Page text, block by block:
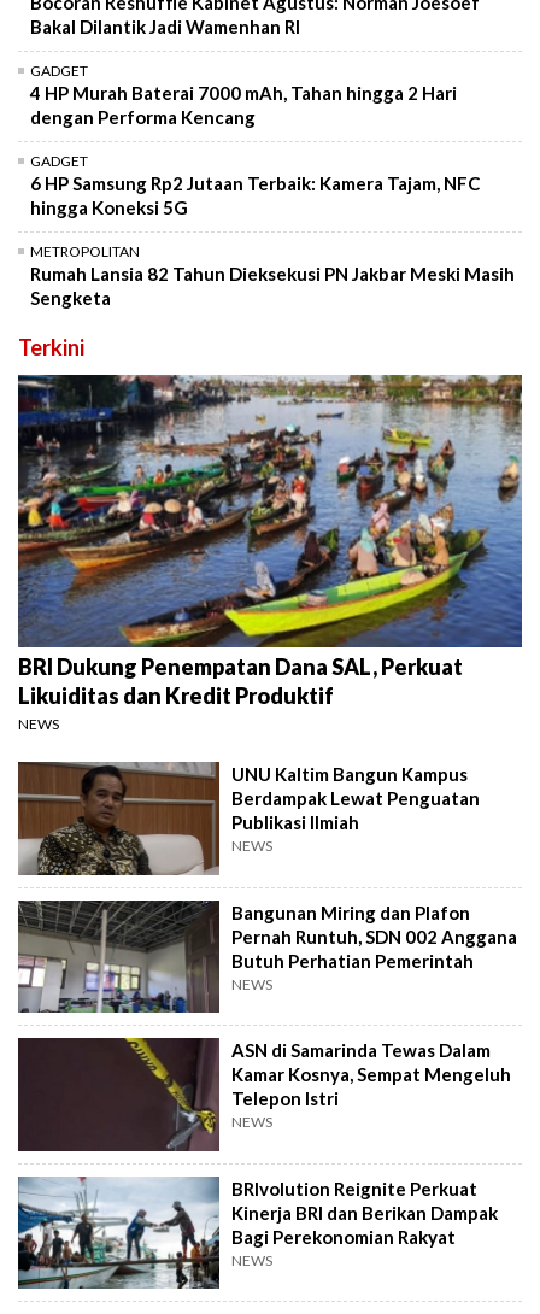
Bakal Dilantik Jadi Wamenhan RI
GADGET
4 HP Murah Baterai 7000 mAh, Tahan hingga 2 Hari
dengan Performa Kencang
GADGET
6 HP Samsung Rp2 Jutaan Terbaik: Kamera Tajam, NFC
hingga Koneksi 5G
METROPOLITAN
Rumah Lansia 82 Tahun Dieksekusi PN Jakbar Meski Masih
Sengketa
Terkini
BRI Dukung Penempatan Dana SAL, Perkuat
Likuiditas dan Kredit Produktif
NEWS
UNU Kaltim Bangun Kampus
Berdampak Lewat Penguatan
Publikasi Ilmiah
NEWS
Bangunan Miring dan Plafon
Pernah Runtuh, SDN 002 Anggana
Butuh Perhatian Pemerintah
NEWS
ASN di Samarinda Tewas Dalam
Kamar Kosnya, Sempat Mengeluh
Telepon Istri
NEWS
BRIvolution Reignite Perkuat
Kinerja BRI dan Berikan Dampak
Bagi Perekonomian Rakyat
NEWS